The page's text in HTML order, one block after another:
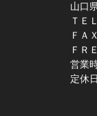
山口
ＴＥ
ＦＡ
ＦＲ
営業
定休